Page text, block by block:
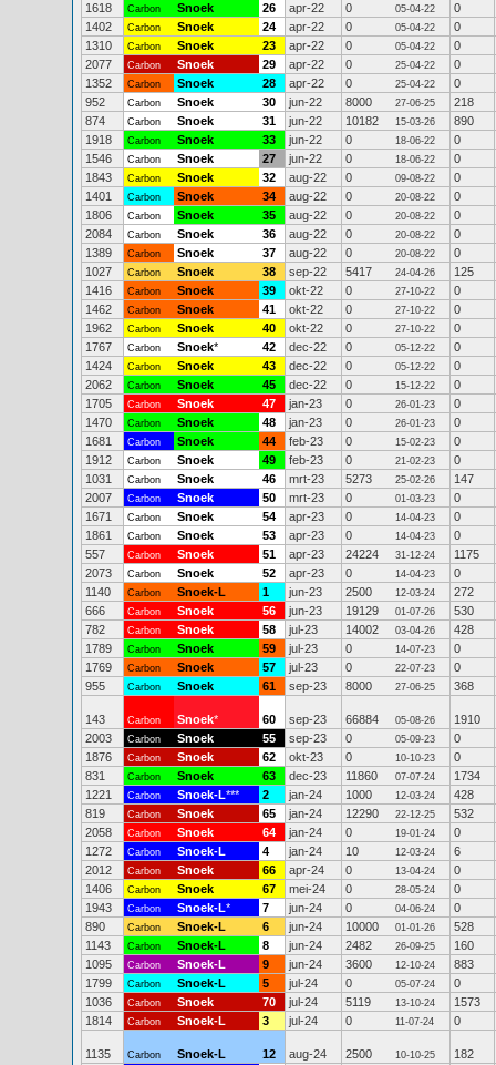
1618
Carbon Snoek 26 apr-22 0 05-04-22
0
1402
Carbon Snoek 24 apr-22 0 05-04-22
0
1310
Carbon Snoek 23 apr-22 0 05-04-22
0
2077
Carbon Snoek 29 apr-22 0 25-04-22
0
1352
Carbon Snoek 28 apr-22 0 25-04-22
0
952
Carbon Snoek 30 jun-22 8000 27-06-25
218
874
Carbon Snoek 31 jun-22 10182 15-03-26
890
1918
Carbon Snoek 33 jun-22 0 18-06-22
0
1546
Carbon Snoek 27 jun-22 0 18-06-22
0
1843
Carbon Snoek 32 aug-22 0 09-08-22
0
1401
Carbon Snoek 34 aug-22 0 20-08-22
0
1806
Carbon Snoek 35 aug-22 0 20-08-22
0
2084
Carbon Snoek 36 aug-22 0 20-08-22
0
1389
Carbon Snoek 37 aug-22 0 20-08-22
0
1027
Carbon Snoek 38 sep-22 5417 24-04-26
125
1416
Carbon Snoek 39 okt-22 0 27-10-22
0
1462
Carbon Snoek 41 okt-22 0 27-10-22
0
1962
Carbon Snoek 40 okt-22 0 27-10-22
0
1767
Carbon Snoek* 42 dec-22 0 05-12-22
0
1424
Carbon Snoek 43 dec-22 0 05-12-22
0
2062
Carbon Snoek 45 dec-22 0 15-12-22
0
1705
Carbon Snoek 47 jan-23 0 26-01-23
0
1470
Carbon Snoek 48 jan-23 0 26-01-23
0
1681
Carbon Snoek 44 feb-23 0 15-02-23
0
1912
Carbon Snoek 49 feb-23 0 21-02-23
0
1031
Carbon Snoek 46 mrt-23 5273 25-02-26
147
2007
Carbon Snoek 50 mrt-23 0 01-03-23
0
1671
Carbon Snoek 54 apr-23 0 14-04-23
0
1861
Carbon Snoek 53 apr-23 0 14-04-23
0
557
Carbon Snoek 51 apr-23 24224 31-12-24
1175
2073
Carbon Snoek 52 apr-23 0 14-04-23
0
1140
Carbon Snoek-L 1 jun-23 2500 12-03-24
272
666
Carbon Snoek 56 jun-23 19129 01-07-26
530
782
Carbon Snoek 58 jul-23 14002 03-04-26
428
1789
Carbon Snoek 59 jul-23 0 14-07-23
0
1769
Carbon Snoek 57 jul-23 0 22-07-23
0
955
Carbon Snoek 61 sep-23 8000 27-06-25 368
143 Carbon Snoek* 60 sep-23 66884 05-08-26
1910
2003
Carbon Snoek 55 sep-23 0 05-09-23
0
1876
Carbon Snoek 62 okt-23 0 10-10-23
0
831
Carbon Snoek 63 dec-23 11860 07-07-24
1734
1221
Carbon Snoek-L*** 2 jan-24 1000 12-03-24
428
819
Carbon Snoek 65 jan-24 12290 22-12-25
532
2058
Carbon Snoek 64 jan-24 0 19-01-24
0
1272
Carbon Snoek-L 4 jan-24 10 12-03-24
6
2012
Carbon Snoek 66 apr-24 0 13-04-24
0
1406
Carbon Snoek 67 mei-24 0 28-05-24
0
1943
Carbon Snoek-L* 7 jun-24 0 04-06-24
0
890
Carbon Snoek-L 6 jun-24 10000 01-01-26
528
1143
Carbon Snoek-L 8 jun-24 2482 26-09-25
160
1095
Carbon Snoek-L 9 jun-24 3600 12-10-24
883
1799
Carbon Snoek-L 5 jul-24 0 05-07-24
0
1036
Carbon Snoek 70 jul-24 5119 13-10-24
1573
1814
Carbon Snoek-L 3 jul-24 0 11-07-24 0
1135 Carbon Snoek-L 12 aug-24 2500 10-10-25
182